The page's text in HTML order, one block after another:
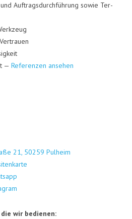
Auf­trags­durch­füh­rung sowie Ter­
— Refe­ren­zen ansehen
21, 50259 Pul­heim
wir bedienen: